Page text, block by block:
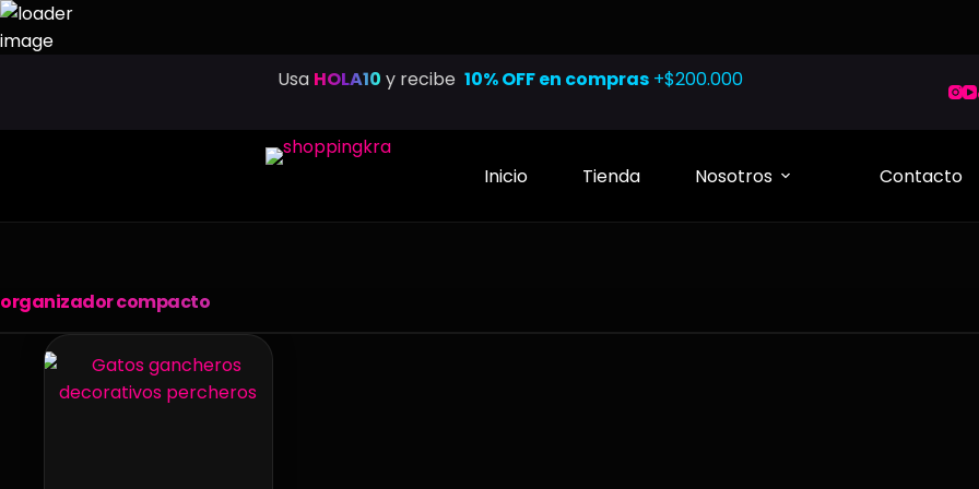
Usa HOLA10 y recibe 10% OFF en compras+$200.000
Inicio Tienda Nosotros Contacto
organizador compacto